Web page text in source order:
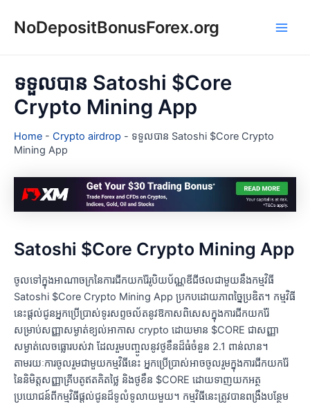
NoDepositBonusForex.org
ទទួលបាន Satoshi $Core
Crypto Mining App
Home - Crypto airdrop - ទទួលបាន Satoshi $Core Crypto
Mining App
Satoshi $Core Crypto Mining App
ចូលទៅក្នុងអាណាចក្រនៃការជីកយករ៉ែរូបិយប័ណ្ណឌីជីថលជាមួយនឹងកម្មវិធី
Satoshi $Core Crypto Mining App ប្រកបដោយភាពច្នៃប្រឌិត។ កម្មវិធី
នេះផ្តល់ជូនអ្នកប្រើប្រាស់ទូរសព្ទចល័តនូវឱកាសពិសេសក្នុងការជីកយករ៉ែ
សម្រាប់សញ្ញាសម្ងាត់ខ្យល់អាកាស crypto ដោយមាន $CORE ជាសញ្ញា
សម្ងាត់លេចធ្លោរបស់វា ដែលរួមបញ្ចូលនូវថូខឹនដ៏ធំចំនួន 2.1 ពាន់លាន។
តាមរយៈការចូលរួមជាមួយកម្មវិធីនេះ អ្នកប្រើប្រាស់អាចចូលរួមក្នុងការជីកយករ៉ែ
នៃនិមិត្តសញ្ញាគ្រីបតូឥតគិតថ្លៃ និងថូខឹន $CORE ដោយទាញយកអត្ថ
ប្រយោជន៍ពីកម្មវិធីផ្តល់ជូនដ៏ទូលំទូលាយមួយ។ កម្មវិធីនេះត្រូវបានពង្រឹងបន្ថែម